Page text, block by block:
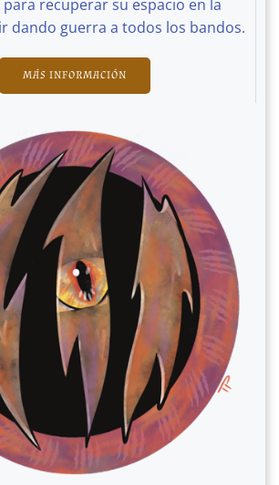
recuperar su espacio en la
dando guerra a todos los bandos.
MÁS INFORMACIÓN